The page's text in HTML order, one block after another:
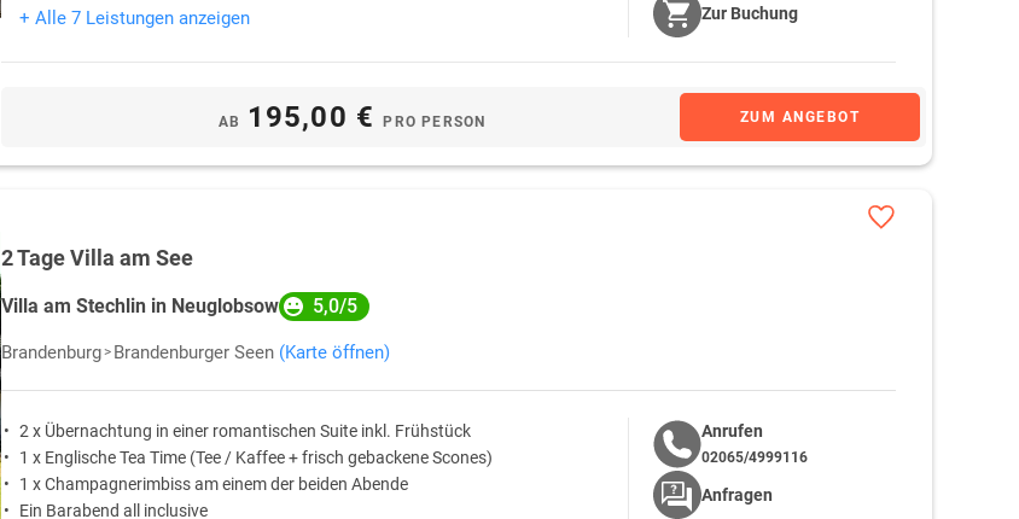
+ Alle 7 Leistungen anzeigen
AB 195,00 €PRO PERSON ZUM ANGEBOT
Zur Buchung
2 Tage Villa am See
Villa am Stechlin in Neuglobsow 5,0/5
Brandenburg Brandenburger Seen (Karte öffnen)
2 x Übernachtung in einer romantischen Suite inkl. Frühstück
1 x Englische Tea Time (Tee / Kaffee + frisch gebackene Scones)
1 x Champagnerimbiss am einem der beiden Abende
Ein Barabend all inclusive
Anrufen
02065/4999116
Anfragen